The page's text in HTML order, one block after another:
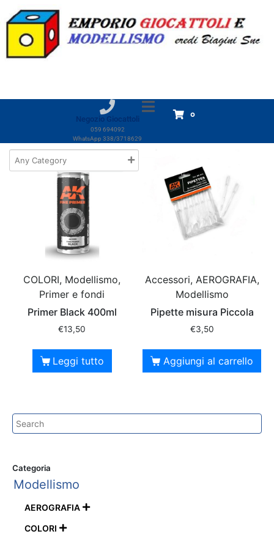
Negozio Giocattoli
059 694092
WhatsApp 338/3718629
0
Home Prodotti AK
AK
Out of Stock
COLORI, Modellismo,
Primer e fondi
Primer Black 400ml
€13,50
Leggi tutto
Accessori, AEROGRAFIA,
Modellismo
Pipette misura Piccola
€3,50
Aggiungi al carrello
Categoria
Modellismo
AEROGRAFIA 
COLORI 